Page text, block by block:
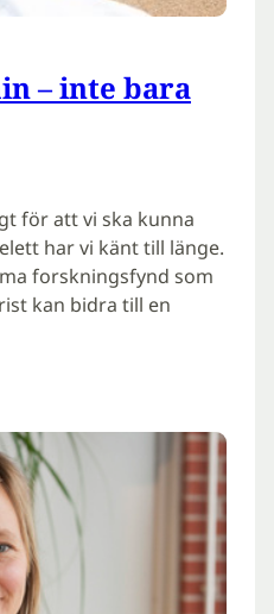
– inte bara
för att vi ska kunna
har vi känt till länge.
forskningsfynd som
kan bidra till en